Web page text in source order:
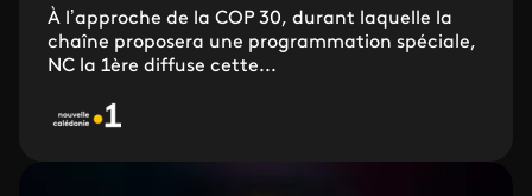
À l’approche de la COP 30, durant laquelle la
chaîne proposera une programmation spéciale,
NC la 1ère diffuse cette...